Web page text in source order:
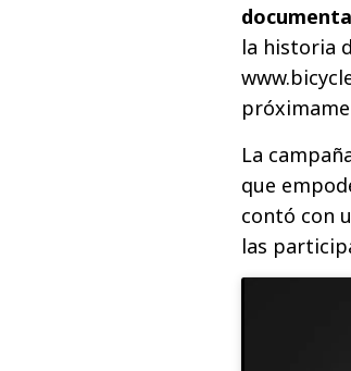
la historia
La
que
contó con
las